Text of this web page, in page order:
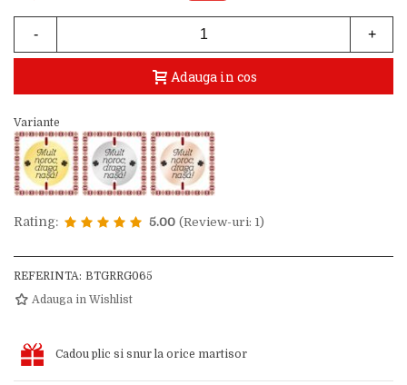
- +
Adauga in cos
Variante
Rating: 5.00 (Review-uri: 1)
REFERINTA: BTGRRG065
Adauga in Wishlist
Cadou plic si snur la orice martisor